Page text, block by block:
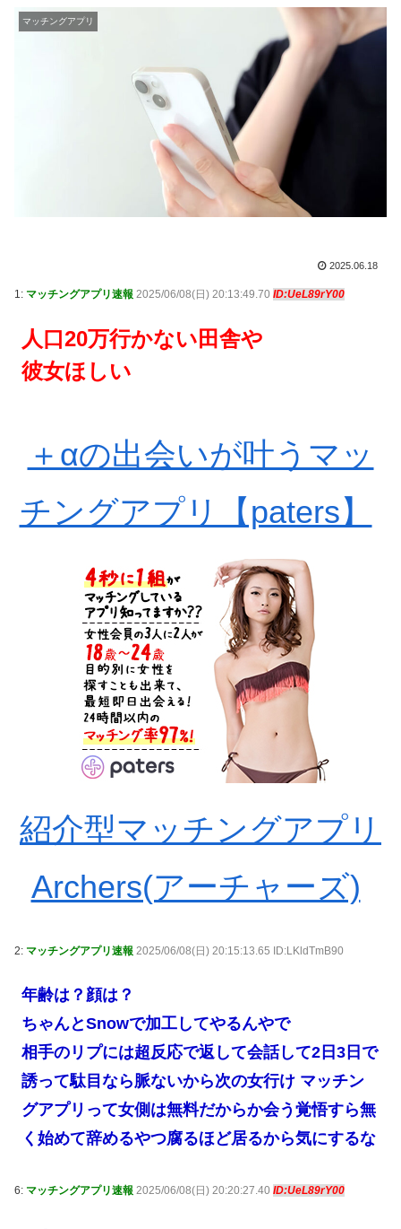
マッチングアプリ
2025.06.18
1: マッチングアプリ速報 2025/06/08(日) 20:13:49.70 ID:UeL89rY00
人口20万行かない田舎や
彼女ほしい
＋αの出会いが叶うマッ
チングアプリ【paters】
紹介型マッチングアプリ
Archers(アーチャーズ)
2: マッチングアプリ速報 2025/06/08(日) 20:15:13.65 ID:LKldTmB90
年齢は？顔は？
ちゃんとSnowで加工してやるんやで
相手のリプには超反応で返して会話して2日3日で
誘って駄目なら脈ないから次の女行け マッチン
グアプリって女側は無料だからか会う覚悟すら無
く始めて辞めるやつ腐るほど居るから気にするな
6: マッチングアプリ速報 2025/06/08(日) 20:20:27.40 ID:UeL89rY00